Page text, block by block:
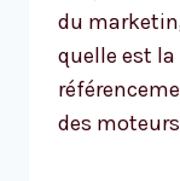
du
quelle est
des